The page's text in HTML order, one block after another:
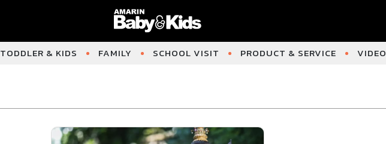
TODDLER & KIDS FAMILY SCHOOL VISIT PRODUCT & SERVICE VIDEO